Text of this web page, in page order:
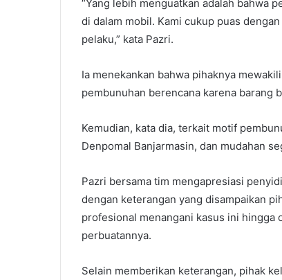
“Yang lebih menguatkan adalah bahwa
di dalam mobil. Kami cukup puas
pelaku,” kata Pazri.
Ia menekankan bahwa pihaknya
pembunuhan berencana karena barang
Kemudian, kata dia, terkait motif
Denpomal Banjarmasin, dan mudahan
Pazri bersama tim mengapresiasi
dengan keterangan yang disampaikan
profesional menangani kasus ini hingga
perbuatannya.
Selain memberikan keterangan, pihak